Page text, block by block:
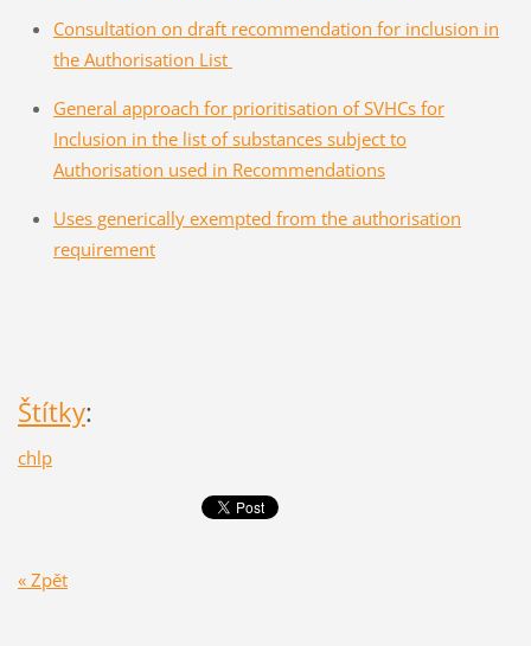
Consultation on draft recommendation for inclusion in
the Authorisation List
General approach for prioritisation of SVHCs for
Inclusion in the list of substances subject to
Authorisation used in Recommendations
Uses generically exempted from the authorisation
requirement
Štítky:
chlp
« Zpět